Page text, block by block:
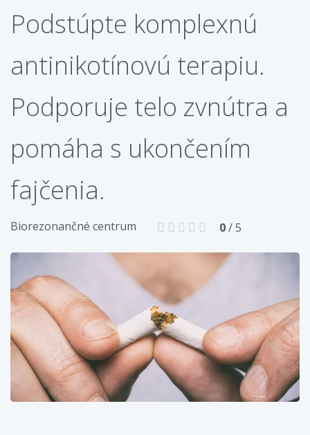
Podstúpte komplexnú
antinikotínovú terapiu.
Podporuje telo zvnútra a
pomáha s ukončením
fajčenia.
Biorezonančné centrum 0/ 5